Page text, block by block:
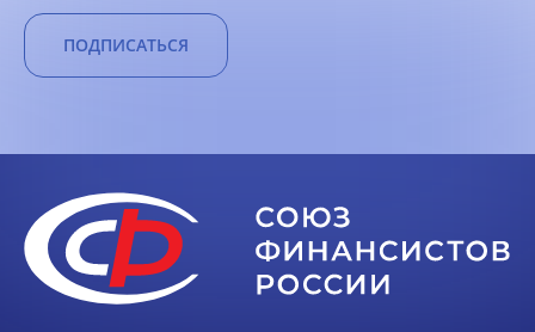
ПОДПИСАТЬСЯ